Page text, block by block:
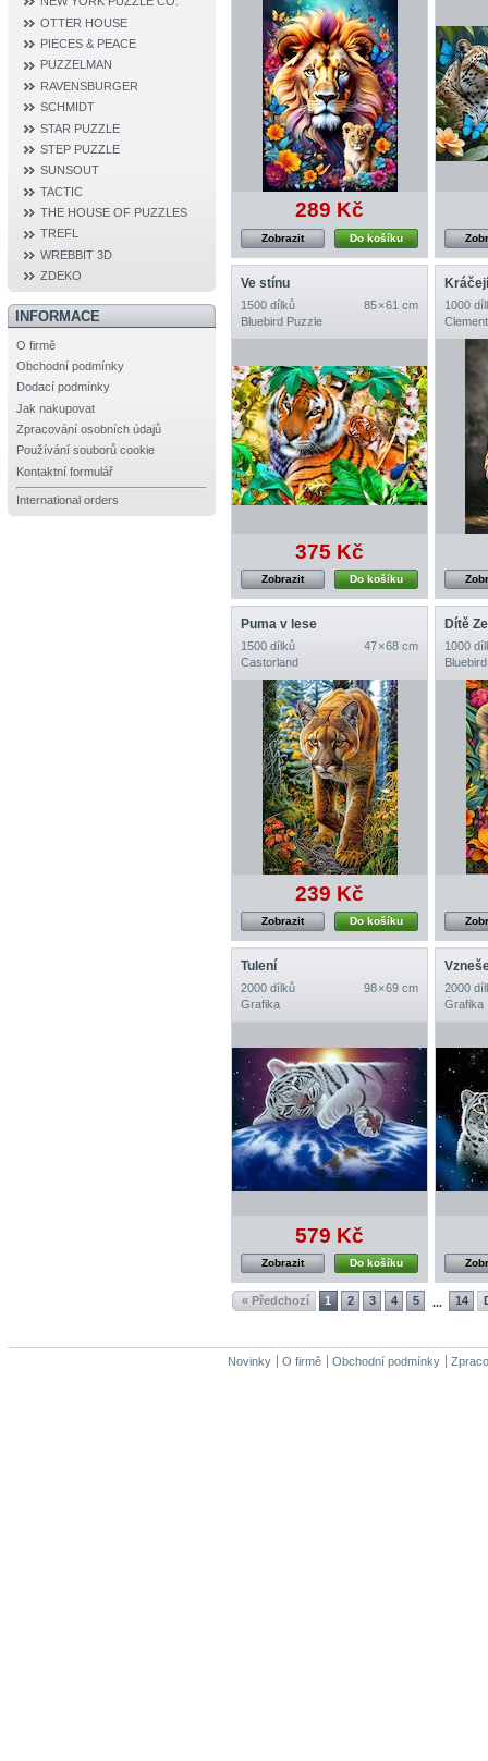
OTTER HOUSE
PIECES & PEACE
PUZZELMAN
RAVENSBURGER
SCHMIDT
STAR PUZZLE
STEP PUZZLE
SUNSOUT
TACTIC
THE HOUSE OF PUZZLES
TREFL
WREBBIT 3D
ZDEKO
INFORMACE
O firmě
Obchodní podmínky
Dodací podmínky
Jak nakupovat
Zpracování osobních údajů
Používání souborů cookie
Kontaktní formulář
International orders
289 Kč
Do košíku
Zobrazit
Ve stínu
1500 dílků
85 × 61 cm
Bluebird Puzzle
375 Kč
Do košíku
Zobrazit
1000
Puma v lese
1500 dílků
47 × 68 cm
Castorland
239 Kč
Do košíku
Zobrazit
Dítě
1000
Tulení
2000 dílků
98 × 69 cm
Grafika
579 Kč
Do košíku
Zobrazit
2000
Grafika
« Předchozí 1 2 3 4 5 ... 14
Novinky O firmě Obchodní podmínky